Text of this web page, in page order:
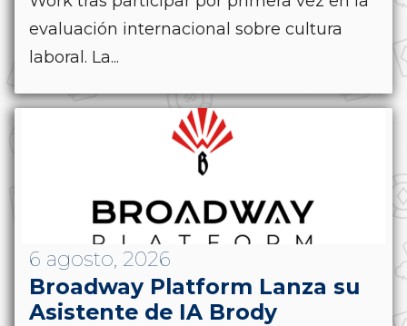
evaluación internacional sobre cultura
laboral. La...
6 agosto, 2026
Broadway Platform Lanza su
Asistente de IA Brody